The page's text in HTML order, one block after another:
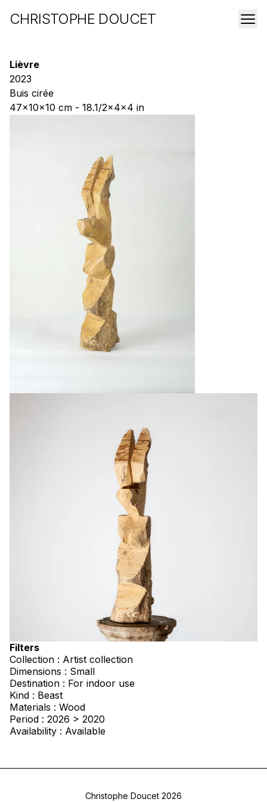
CHRISTOPHE DOUCET
Lièvre
2023
Buis cirée
47x10x10 cm - 18.1/2x4x4 in
Filters
Collection : Artist collection
Dimensions : Small
Destination : For indoor use
Kind : Beast
Materials : Wood
Period : 2026 > 2020
Availability : Available
Christophe Doucet 2026